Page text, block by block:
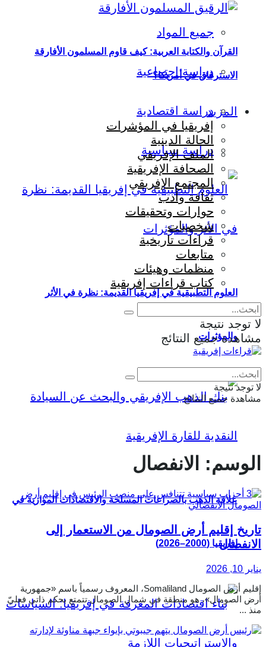
جميع المواد
دراسة اجتماعية
دراسة اقتصادية
دراسة سياسية
العلوم التطبيقية في إفريقيا القديمة: نظرة في الأثر
والمؤثرات
علاقة الذهب بالصراعات المسلحة والاقتصادات الموازية في
إفريقيا (2000–2026)
القرآن والكتابة العربية: كيف قاوم المسلمون الأفارقة
الاسترقاق في أمريكا؟
المزيد
إفريقيا في المؤشرات
الحالة الدينية
الملف الإفريقي
الصحافة الإفريقية
المجتمع الإفريقي
ثقافة وأدب
حوارات وتحقيقات
شخصيات
قراءات تاريخية
متابعات
منظمات وهيئات
كتاب قراءات إفريقية
لا توجد نتيجة
مشاهدة جميع النتائج
لا توجد نتيجة
مشاهدة جميع النتائج
الوسم: الانفصال
تاريخ إقليم أرض الصومال من الاستعمار إلى
الانفصال
يناير 10, 2026
إقليم أرض الصومال Somaliland، المعروف رسمياً باسم «جمهورية
أرض الصومال»، هو منطقة في شمال الصومال تتمتع بحكم ذاتي فعليّ
منذ ...